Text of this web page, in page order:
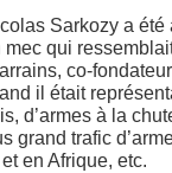
Sarkozy a
qui
co-
il était
d’armes à la
grand trafic
en Afrique, etc.